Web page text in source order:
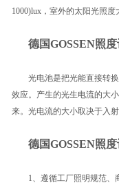
1000)lux，室外的太阳光照
德国GOSSEN照
光电池是把光能直接转换
效应。产生的光生电流的大
来。光电流的大小取决于入
德国GOSSEN照
1、遵循工厂照明规范、商